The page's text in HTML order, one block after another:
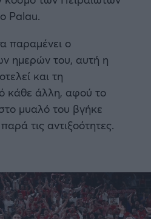
Palau.
παραμένει ο
ημερών του, αυτή η
και τη
κάθε άλλη, αφού το
μυαλό του βγήκε
τις αντιξοότητες.